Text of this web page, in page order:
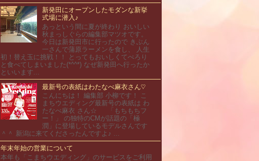
新発田にオープンしたモダンな新挙
式場に潜入♪
あっという間に夏が終わり おいしい
秋まっしぐらの編集部マツオです。
今日は新発田市に行ったので きぶん
一さんで蒲原ラーメンを食し、 人生
初！替え玉に挑戦！！ とってもおいしくてぺろり
と食べてしまいました(*^^*) なぜ新発田へ行ったか
といいます...
最新号の表紙はわたなべ麻衣さん♡
こんにちは！ 編集部 小柳です！ こ
まちウエディング最新号の表紙は わ
たなべ麻衣 さん☆ 「もちもちフ
ー！」 の独特のCMが話題の「極
潤」に登場しているモデルさんです
＾＾ 新潟に来てくださったんですよ♪ ...
年末年始の営業について
本年も「こまちウエディング」のサービスをご利用